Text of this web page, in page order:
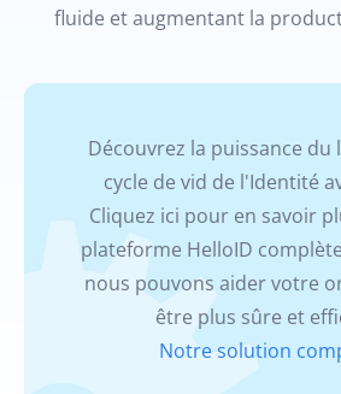
fluide et augmentant la
Découvrez la puissance du
cycle de vid de l'Identité
Cliquez ici pour en savoir
plateforme HelloID
nous pouvons aider votre
être plus sûre et
Notre solution